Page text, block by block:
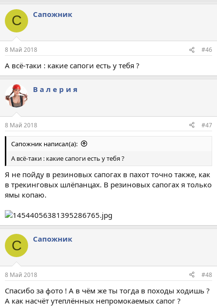
С Сапожник
8 Май 2018 #46
А всё-таки : какие сапоги есть у тебя ?
В а л е р и я
8 Май 2018 #47
Сапожник написал(а):
А всё-таки : какие сапоги есть у тебя ?
Я не пойду в резиновых сапогах в пахот точно также, как
в трекинговых шлёпанцах. В резиновых сапогах я только
ямы копаю.
С Сапожник
8 Май 2018 #48
Спасибо за фото ! А в чём же ты тогда в походы ходишь ?
А как насчёт утеплённых непромокаемых сапог ?